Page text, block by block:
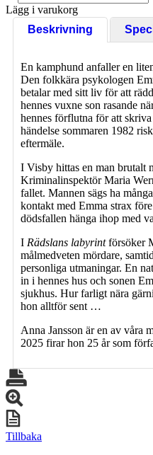
Lägg i varukorg
Beskrivning
En kamphund anfaller en
Den folkkära psykologen
betalar med sitt liv för att
hennes vuxne son rasande
hennes förflutna för att
händelse sommaren 1982
eftermäle.
I Visby hittas en man brutalt
Kriminalinspektör Maria
fallet. Mannen sägs ha
kontakt med Emma strax
dödsfallen hänga ihop med
I Rädslans labyrintförsöker
målmedveten mördare,
personliga utmaningar. En
in i hennes hus och sonen
sjukhus. Hur farligt nära
hon alltför sent …
Anna Jansson är en av våra
2025 firar hon 25 år som
Tillbaka